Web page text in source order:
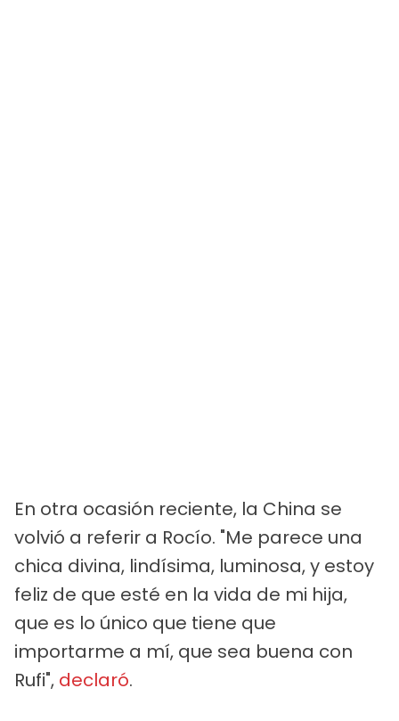
En otra ocasión reciente, la China se
volvió a referir a Rocío. "Me parece una
chica divina, lindísima, luminosa, y estoy
feliz de que esté en la vida de mi hija,
que es lo único que tiene que
importarme a mí, que sea buena con
Rufi", declaró.